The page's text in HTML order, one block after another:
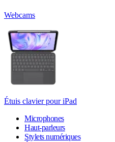
Webcams
Étuis clavier pour iPad
Microphones
Haut-parleurs
Stylets numériques